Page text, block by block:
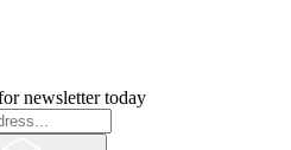
newsletter today